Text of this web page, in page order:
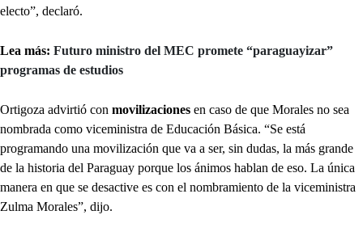
electo”, declaró.
Lea más: Futuro ministro del MEC promete “paraguayizar”
programas de estudios
Ortigoza advirtió con movilizaciones en caso de que Morales no sea
nombrada como viceministra de Educación Básica. “Se está
programando una movilización que va a ser, sin dudas, la más grande
de la historia del Paraguay porque los ánimos hablan de eso. La única
manera en que se desactive es con el nombramiento de la viceministra
Zulma Morales”, dijo.